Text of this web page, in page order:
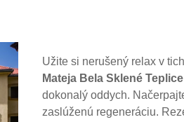
Užite si nerušený relax v
Mateja Bela Sklené Teplice
dokonalý oddych.
zaslúženú regeneráciu.